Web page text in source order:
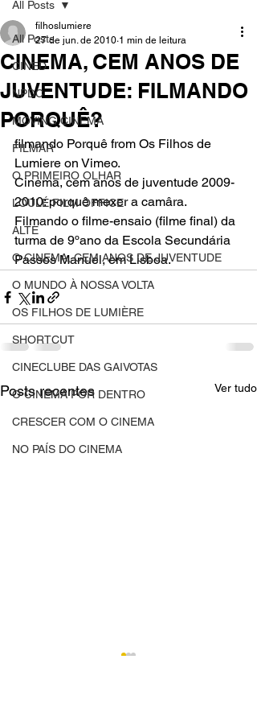
All Posts
CINED
NPDC
MOVING CINEMA
FILMAR
O PRIMEIRO OLHAR
LOULÉ FILM OFFICE
ALTE
O CINEMA, CEM ANOS DE JUVENTUDE
O MUNDO À NOSSA VOLTA
OS FILHOS DE LUMIÈRE
SHORTCUT
CINECLUBE DAS GAIVOTAS
O CINEMA POR DENTRO
CRESCER COM O CINEMA
NO PAÍS DO CINEMA
All Posts
CINEMA, CEM ANOS DE
JUVENTUDE: FILMANDO
PORQUÊ?
filhoslumiere
27 de jun. de 2010 1 min de leitura
filmando Porquê from Os Filhos de
Lumiere on Vimeo.
Cinema, cem anos de juventude 2009-
2010: porquê mexer a camâra.
Filmando o filme-ensaio (filme final) da
turma de 9ºano da Escola Secundária
Passos Manuel, em Lisboa.
Posts recentes Ver tudo